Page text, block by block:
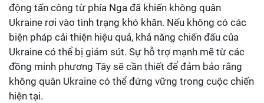
động tấn công từ phía Nga đã khiến không quân
Ukraine rơi vào tình trạng khó khăn. Nếu không có các
biện pháp cải thiện hiệu quả, khả năng chiến đấu của
Ukraine có thể bị giảm sút. Sự hỗ trợ mạnh mẽ từ các
đồng minh phương Tây sẽ cần thiết để đảm bảo rằng
không quân Ukraine có thể đứng vững trong cuộc chiến
hiện tại.